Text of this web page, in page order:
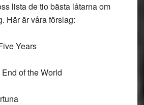
lista de tio bästa låtarna om
Här är våra förslag:
Years
of the World